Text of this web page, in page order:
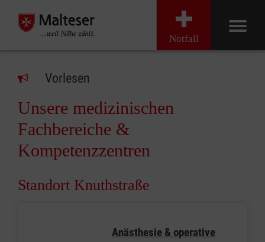
Notfall
Vorlesen
Unsere medizinischen
Fachbereiche &
Kompetenzzentren
Standort Knuthstraße
Anästhesie & operative